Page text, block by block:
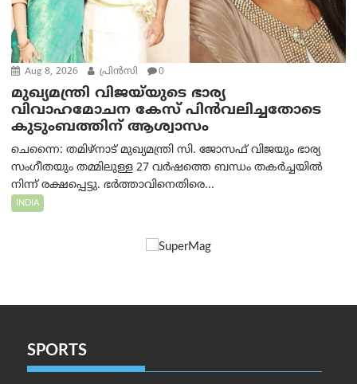
Aug 8, 2026 പ്രിന്‍സി 0
മുഖ്യമന്ത്രി വിജയ്‌യുടെ ഭാര്യ
വിവാഹമോചന കേസ് പിൻവലിച്ചതോടെ
കുടുംബത്തിന് ആശ്വാസം
ചെന്നൈ: തമിഴ്‌നാട് മുഖ്യമന്ത്രി സി. ജോസഫ് വിജയും ഭാര്യ
സംഗീതയും തമ്മിലുള്ള 27 വർഷത്തെ ബന്ധം തകർച്ചയിൽ
നിന്ന് രക്ഷപ്പെട്ടു. ഭർത്താവിനെതിരെ...
INDIA
SPORTS